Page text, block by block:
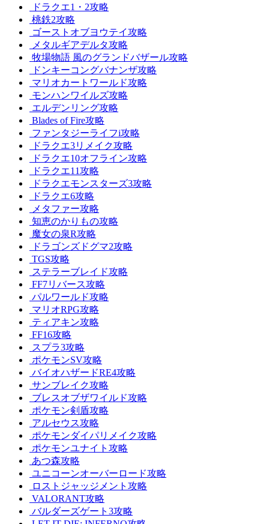
ドラクエ1・2攻略
桃鉄2攻略
ゴーストオブヨウテイ攻略
メタルギアデルタ攻略
牧場物語 風のグランドバザール攻略
ドンキーコングバナンザ攻略
マリオカートワールド攻略
モンハンワイルズ攻略
エルデンリング攻略
Blades of Fire攻略
ファンタジーライフi攻略
ドラクエ3リメイク攻略
ドラクエ10オフライン攻略
ドラクエ11攻略
ドラクエモンスターズ3攻略
ドラクエ6攻略
メタファー攻略
知恵のかりもの攻略
魔女の泉R攻略
ドラゴンズドグマ2攻略
TGS攻略
ステラーブレイド攻略
FF7リバース攻略
パルワールド攻略
マリオRPG攻略
ティアキン攻略
FF16攻略
スプラ3攻略
ポケモンSV攻略
バイオハザードRE4攻略
サンブレイク攻略
ブレスオブザワイルド攻略
ポケモン剣盾攻略
アルセウス攻略
ポケモンダイパリメイク攻略
ポケモンユナイト攻略
あつ森攻略
ユニコーンオーバーロード攻略
ロストジャッジメント攻略
VALORANT攻略
バルダーズゲート3攻略